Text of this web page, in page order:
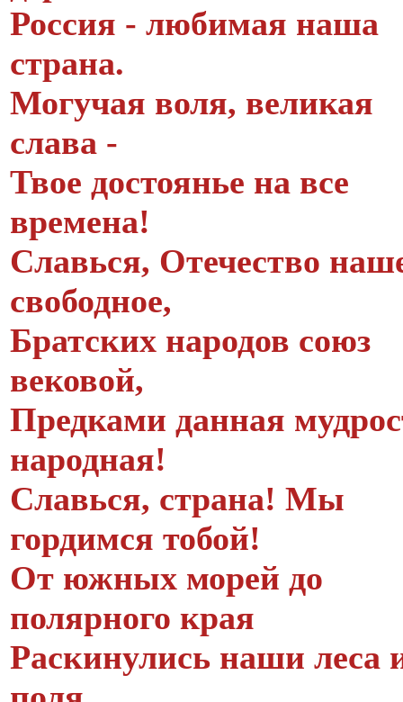
Россия - любимая наша
страна.
Могучая воля, великая
слава -
Твое достоянье на все
времена!
Славься, Отечество
свободное,
Братских народов союз
вековой,
Предками данная
народная!
Славься, страна! Мы
гордимся тобой!
От южных морей до
полярного края
Раскинулись наши леса